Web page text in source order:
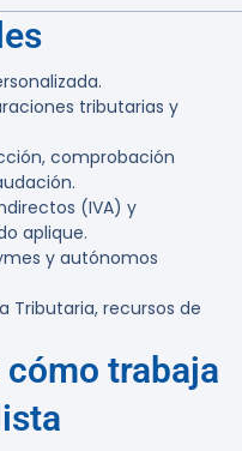
tributarias y
comprobación
(IVA) y
aplique.
y autónomos
Tributaria, recursos de
trabaja